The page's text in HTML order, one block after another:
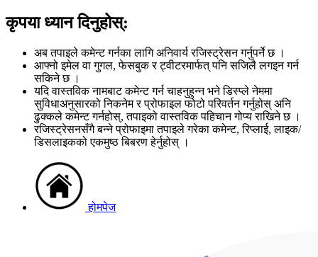
कृपया ध्यान दिनुहोस्:
अब तपाइले कमेन्ट गर्नका लागि अनिवार्य रजिस्ट्रेसन गर्नुपर्ने छ ।
आफ्नो इमेल वा गुगल, फेसबुक र ट्वीटरमार्फत् पनि सजिलै लगइन गर्न
सकिने छ ।
यदि वास्तविक नामबाट कमेन्ट गर्न चाहनुहुन्न भने डिस्प्ले नेममा
सुविधाअनुसारको निकनेम र प्रोफाइल फोटो परिवर्तन गर्नुहोस् अनि
ढुक्कले कमेन्ट गर्नहोस्, तपाइको वास्तविक पहिचान गोप्य राखिने छ ।
रजिस्ट्रेसनसँगै बन्ने प्रोफाइमा तपाइले गरेका कमेन्ट, रिप्लाई, लाइक/
डिसलाइकको एकमुष्ठ बिबरण हेर्नुहोस् ।
होमपेज